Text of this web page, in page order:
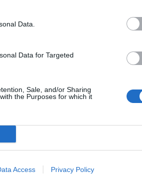
Data.
Data for Targeted
Sale, and/or Sharing
the Purposes for which it
Access Privacy Policy
ecco chi sfidano
alle
colonna sonora fu